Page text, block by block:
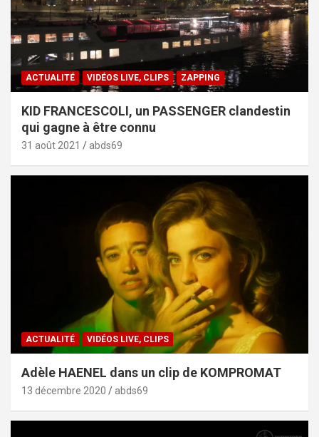
ACTUALITÉ VIDÉOS LIVE, CLIPS ZAPPING
KID FRANCESCOLI, un PASSENGER clandestin
qui gagne à être connu
31 août 2021 abds69
ACTUALITÉ VIDÉOS LIVE, CLIPS
Adèle HAENEL dans un clip de KOMPROMAT
13 décembre 2020 abds69